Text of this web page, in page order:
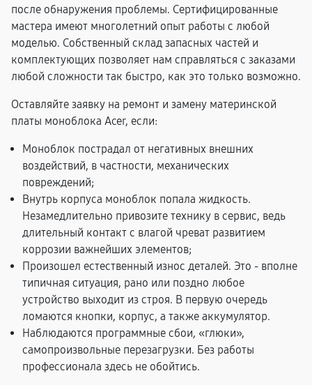
после обнаружения проблемы. Сертифицированные
мастера имеют многолетний опыт работы с любой
моделью. Собственный склад запасных частей и
комплектующих позволяет нам справляться с заказами
любой сложности так быстро, как это только возможно.
Оставляйте заявку на ремонт и замену материнской
платы моноблока Acer, если:
Моноблок пострадал от негативных внешних
воздействий, в частности, механических
повреждений;
Внутрь корпуса моноблок попала жидкость.
Незамедлительно привозите технику в сервис, ведь
длительный контакт с влагой чреват развитием
коррозии важнейших элементов;
Произошел естественный износ деталей. Это - вполне
типичная ситуация, рано или поздно любое
устройство выходит из строя. В первую очередь
ломаются кнопки, корпус, а также аккумулятор.
Наблюдаются программные сбои, «глюки»,
самопроизвольные перезагрузки. Без работы
профессионала здесь не обойтись.